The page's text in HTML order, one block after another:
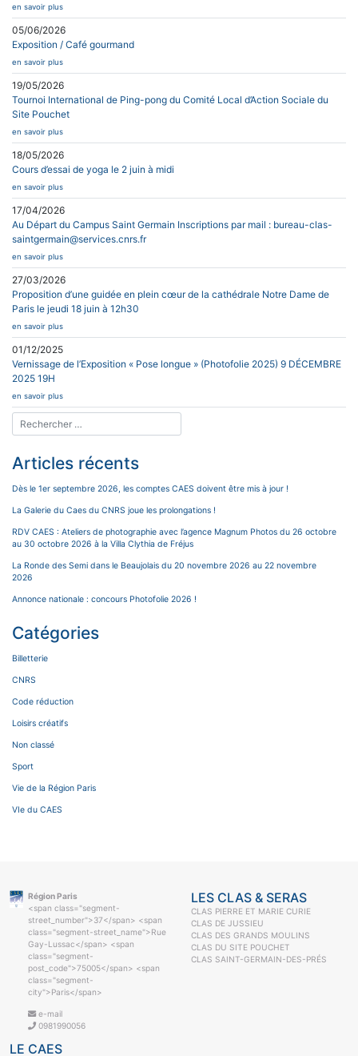
en savoir plus
05/06/2026
Exposition / Café gourmand
en savoir plus
19/05/2026
Tournoi International de Ping-pong du Comité Local d’Action Sociale du
Site Pouchet
en savoir plus
18/05/2026
Cours d’essai de yoga le 2 juin à midi
en savoir plus
17/04/2026
Au Départ du Campus Saint Germain Inscriptions par mail : bureau-clas-
saintgermain@services.cnrs.fr
en savoir plus
27/03/2026
Proposition d’une guidée en plein cœur de la cathédrale Notre Dame de
Paris le jeudi 18 juin à 12h30
en savoir plus
01/12/2025
Vernissage de l’Exposition « Pose longue » (Photofolie 2025) 9 DÉCEMBRE
2025 19H
en savoir plus
Articles récents
Dès le 1er septembre 2026, les comptes CAES doivent être mis à jour !
La Galerie du Caes du CNRS joue les prolongations !
RDV CAES : Ateliers de photographie avec l’agence Magnum Photos du 26 octobre
au 30 octobre 2026 à la Villa Clythia de Fréjus
La Ronde des Semi dans le Beaujolais du 20 novembre 2026 au 22 novembre
2026
Annonce nationale : concours Photofolie 2026 !
Catégories
Billetterie
CNRS
Code réduction
Loisirs créatifs
Non classé
Sport
Vie de la Région Paris
VIe du CAES
Région Paris
<span class="segment-
street_number">37</span> <span
class="segment-street_name">Rue
Gay-Lussac</span> <span
class="segment-
post_code">75005</span> <span
class="segment-
city">Paris</span>
e-mail
0981990056
LES CLAS & SERAS
CLAS PIERRE ET MARIE CURIE
CLAS DE JUSSIEU
CLAS DES GRANDS MOULINS
CLAS DU SITE POUCHET
CLAS SAINT-GERMAIN-DES-PRÉS
LE CAES